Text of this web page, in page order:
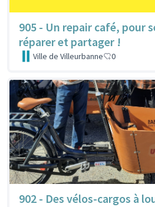
905 - Un repair café, pour
réparer et partager !
Ville de Villeurbanne 0
902 - Des vélos-cargos à